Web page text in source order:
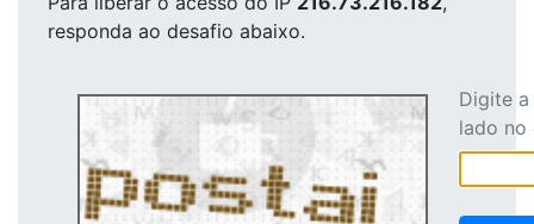
responda ao desafio abaixo.
Digite
lado no